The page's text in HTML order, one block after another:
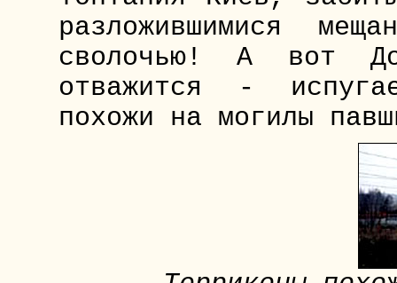
разложившимися
сволочью! А вот
отважится -
похожи на могилы